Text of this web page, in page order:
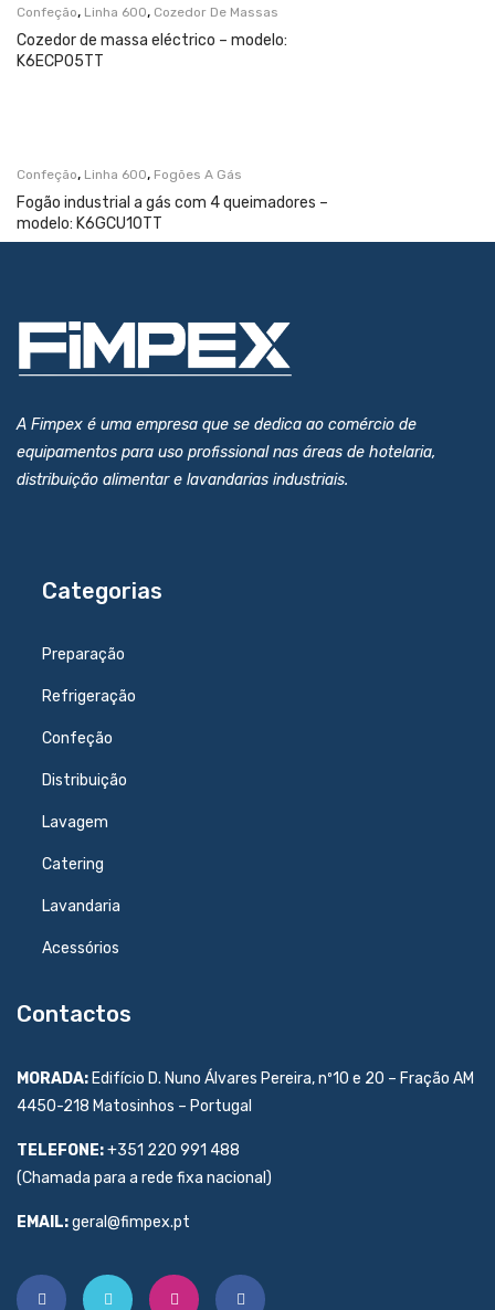
Confeção, Linha 600, Cozedor De Massas
Cozedor de massa eléctrico – modelo:
K6ECP05TT
Confeção, Linha 600, Fogões A Gás
Fogão industrial a gás com 4 queimadores –
modelo: K6GCU10TT
A Fimpex é uma empresa que se dedica ao comércio de
equipamentos para uso profissional nas áreas de hotelaria,
distribuição alimentar e lavandarias industriais.
Categorias
Preparação
Refrigeração
Confeção
Distribuição
Lavagem
Catering
Lavandaria
Acessórios
Contactos
MORADA: Edifício D. Nuno Álvares Pereira, nº10 e 20 – Fração AM
4450-218 Matosinhos – Portugal
TELEFONE:+351 220 991 488
(Chamada para a rede fixa nacional)
EMAIL:geral@fimpex.pt